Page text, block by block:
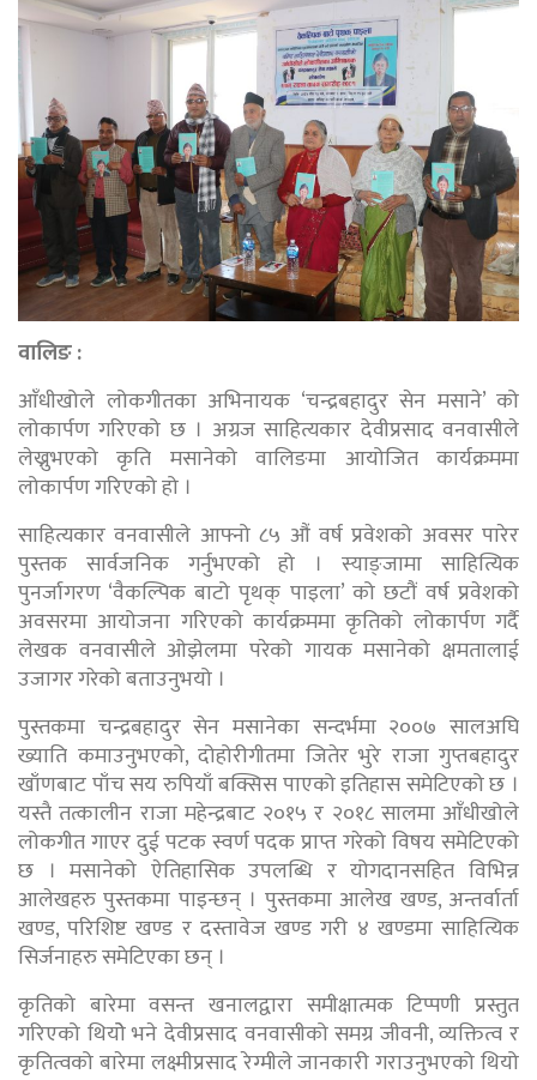
वालिङ :
आँधीखोले लोकगीतका अभिनायक ‘चन्द्रबहादुर सेन मसाने’ को
लोकार्पण गरिएको छ । अग्रज साहित्यकार देवीप्रसाद वनवासीले
लेख्नुभएको कृति मसानेको वालिङमा आयोजित कार्यक्रममा
लोकार्पण गरिएको हो ।
साहित्यकार वनवासीले आफ्नो ८५ औं वर्ष प्रवेशको अवसर पारेर
पुस्तक सार्वजनिक गर्नुभएको हो । स्याङ्जामा साहित्यिक
पुनर्जागरण ‘वैकल्पिक बाटो पृथक् पाइला’ को छटौं वर्ष प्रवेशको
अवसरमा आयोजना गरिएको कार्यक्रममा कृतिको लोकार्पण गर्दै
लेखक वनवासीले ओझेलमा परेको गायक मसानेको क्षमतालाई
उजागर गरेको बताउनुभयो ।
पुस्तकमा चन्द्रबहादुर सेन मसानेका सन्दर्भमा २००७ सालअघि
ख्याति कमाउनुभएको, दोहोरीगीतमा जितेर भुरे राजा गुप्तबहादुर
खाँणबाट पाँच सय रुपियाँ बक्सिस पाएको इतिहास समेटिएको छ ।
यस्तै तत्कालीन राजा महेन्द्रबाट २०१५ र २०१८ सालमा आँधीखोले
लोकगीत गाएर दुई पटक स्वर्ण पदक प्राप्त गरेको विषय समेटिएको
छ । मसानेको ऐतिहासिक उपलब्धि र योगदानसहित विभिन्न
आलेखहरु पुस्तकमा पाइन्छन् । पुस्तकमा आलेख खण्ड, अन्तर्वार्ता
खण्ड, परिशिष्ट खण्ड र दस्तावेज खण्ड गरी ४ खण्डमा साहित्यिक
सिर्जनाहरु समेटिएका छन् ।
कृतिको बारेमा वसन्त खनालद्वारा समीक्षात्मक टिप्पणी प्रस्तुत
गरिएको थियोे भने देवीप्रसाद वनवासीको समग्र जीवनी, व्यक्तित्व र
कृतित्वको बारेमा लक्ष्मीप्रसाद रेग्मीले जानकारी गराउनुभएको थियो